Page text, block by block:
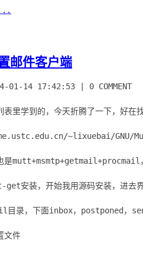
邮件客户端
01-14 17:42:53 | 0 COMMENT
表里学到的，今天折腾了一下，好在
~lixuebai/GNU/
是mutt+msmtp+getmail+procmail
get安装，开始我用源码安装，进去
目录，下面inbox，postponed，
文件